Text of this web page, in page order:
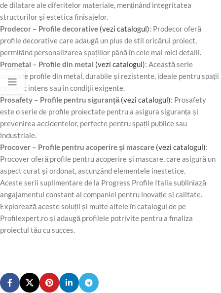
de dilatare ale diferitelor materiale, menținând integritatea
structurilor și estetica finisajelor.
Prodecor – Profile decorative (vezi catalogul): Prodecor oferă
profile decorative care adaugă un plus de stil oricărui proiect,
permițând personalizarea spațiilor până în cele mai mici detalii.
Prometal – Profile din metal (vezi catalogul): Această serie
cuprinde profile din metal, durabile și rezistente, ideale pentru spații
cu trafic intens sau în condiții exigente.
Prosafety – Profile pentru siguranță (vezi catalogul): Prosafety
este o serie de profile proiectate pentru a asigura siguranța și
prevenirea accidentelor, perfecte pentru spații publice sau
industriale.
Procover – Profile pentru acoperire și mascare (vezi catalogul):
Procover oferă profile pentru acoperire și mascare, care asigură un
aspect curat și ordonat, ascunzând elementele inestetice.
Aceste serii suplimentare de la Progress Profile Italia subliniază
angajamentul constant al companiei pentru inovație și calitate.
Explorează aceste soluții și multe altele în catalogul de pe
Profilexpert.ro și adaugă profilele potrivite pentru a finaliza
proiectul tău cu succes.